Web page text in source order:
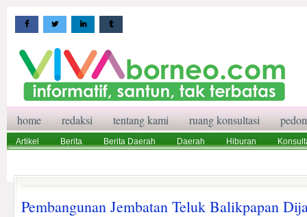
home redaksi tentang kami ruang konsultasi
Artikel Berita Berita Daerah Daerah Hiburan
Pembangunan Jembatan Teluk Balikpapan